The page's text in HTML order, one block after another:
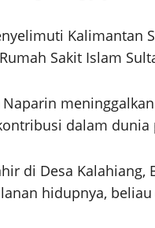
Kalimantan
Sakit Islam
dalam dunia
di Desa
hidupnya,